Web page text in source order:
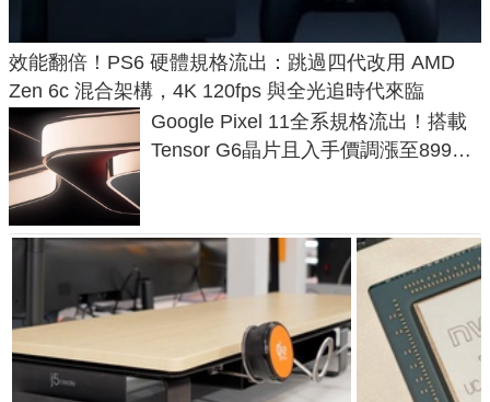
效能翻倍！PS6 硬體規格流出：跳過四代改用 AMD
Zen 6c 混合架構，4K 120fps 與全光追時代來臨
Google Pixel 11全系規格流出！搭載
Tensor G6晶片且入手價調漲至899美